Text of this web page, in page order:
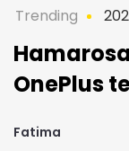
Trending
OnePlus
Fatima